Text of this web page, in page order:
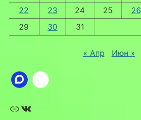
22
23 24 25 26
29
30 31
« Апр Июн »